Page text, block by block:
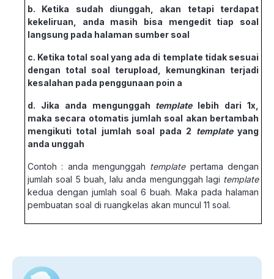
b. Ketika sudah diunggah, akan tetapi terdapat
kekeliruan, anda masih bisa mengedit tiap soal
langsung pada halaman sumber soal
c. Ketika total soal yang ada di template tidak sesuai
dengan total soal terupload, kemungkinan terjadi
kesalahan pada penggunaan poin a
d. Jika anda mengunggah template
lebih dari 1x,
maka secara otomatis jumlah soal akan bertambah
mengikuti total jumlah soal pada 2 templateyang
anda unggah
Contoh : anda mengunggah template pertama dengan
jumlah soal 5 buah, lalu anda mengunggah lagi template
kedua dengan jumlah soal 6 buah. Maka pada halaman
pembuatan soal di ruangkelas akan muncul 11 soal.